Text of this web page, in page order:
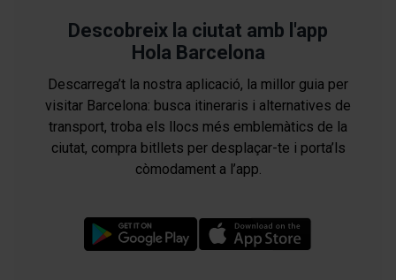
Descobreix la ciutat amb l'app
Hola Barcelona
Descarrega’t la nostra aplicació, la millor guia per
visitar Barcelona: busca itineraris i alternatives de
transport, troba els llocs més emblemàtics de la
ciutat, compra bitllets per desplaçar-te i porta’ls
còmodament a l’app.